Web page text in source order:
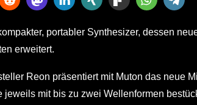
portabler Synthesizer, dessen
erweitert.
Reon präsentiert mit Muton das neue
jeweils mit bis zu zwei Wellenformen